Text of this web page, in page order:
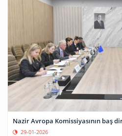
Nazir Avropa Komissiyasının baş
29-01-2026